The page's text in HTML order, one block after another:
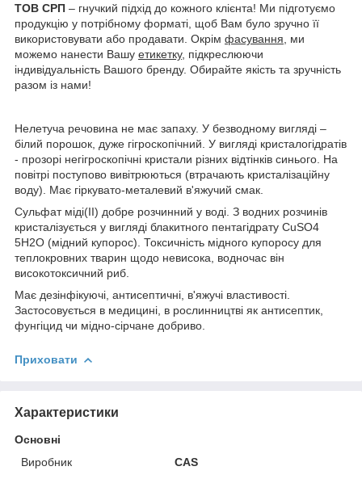
ТОВ СРП – гнучкий підхід до кожного клієнта! Ми підготуємо
продукцію у потрібному форматі, щоб Вам було зручно її
використовувати або продавати. Окрім фасування , ми
можемо нанести Вашу етикетку, підкреслюючи
індивідуальність Вашого бренду. Обирайте якість та зручність
разом із нами!
Нелетуча речовина не має запаху. У безводному вигляді –
білий порошок, дуже гігроскопічний. У вигляді кристалогідратів
- прозорі негігроскопічні кристали різних відтінків синього. На
повітрі поступово вивітрюються (втрачають кристалізаційну
воду). Має гіркувато-металевий в'яжучий смак.
Сульфат міді(II) добре розчинний у воді. З водних розчинів
кристалізується у вигляді блакитного пентагідрату CuSO4
5H2O (мідний купорос). Токсичність мідного купоросу для
теплокровних тварин щодо невисока, водночас він
високотоксичний риб.
Має дезінфікуючі, антисептичні, в'яжучі властивості.
Застосовується в медицині, в рослинництві як антисептик,
фунгіцид чи мідно-сірчане добриво.
Приховати
Характеристики
Основні
Виробник
CAS